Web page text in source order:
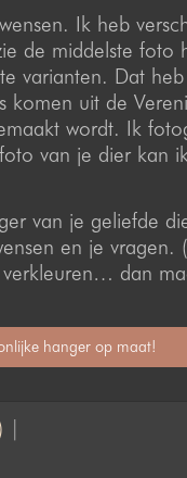
Ik heb
de middelste foto
varianten. Dat
komen uit de
wordt. Ik
van je dier kan
van je geliefde
en je vragen.
dan
hanger op maat!